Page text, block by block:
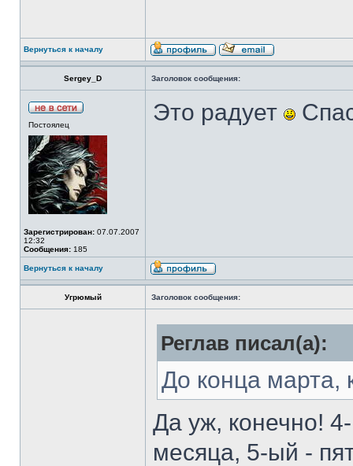
Вернуться к началу
Sergey_D Заголовок сообщения:
Постоялец
Зарегистрирован: 07.07.2007
12:32
Сообщения: 185
Это радует
Вернуться к началу
Угрюмый Заголовок сообщения:
Реглав писал(а):
До конца марта,
Да уж, конечно!
месяца, 5-ый -